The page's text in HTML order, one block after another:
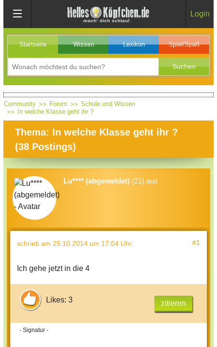
Login
Startseite Wissen Lexikon Spiel/Spaß
Community Forum
Schule und Wissen
In welche Klasse geht ihr ?
Thema: In welche Klasse geht ihr ?
(38 Postings)
Lu**** (abgemeldet) (21) aus
schrieb am 25.10.2014 um 17:04 Uhr: #1
Ich gehe jetzt in die 4
Likes: 3 zitieren
- Signatur -